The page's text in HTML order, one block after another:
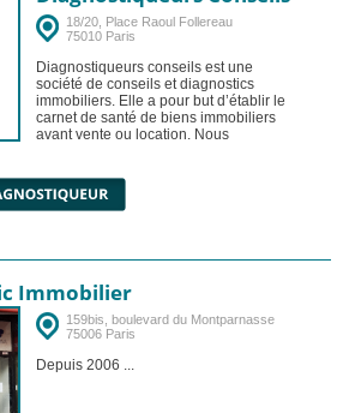
18/20, Place Raoul Follereau
75010 Paris
Diagnostiqueurs conseils est une
société de conseils et diagnostics
immobiliers. Elle a pour but d’établir le
carnet de santé de biens immobiliers
avant vente ou location. Nous
Immobilier
159bis, boulevard du Montparnasse
75006 Paris
Depuis 2006 ...